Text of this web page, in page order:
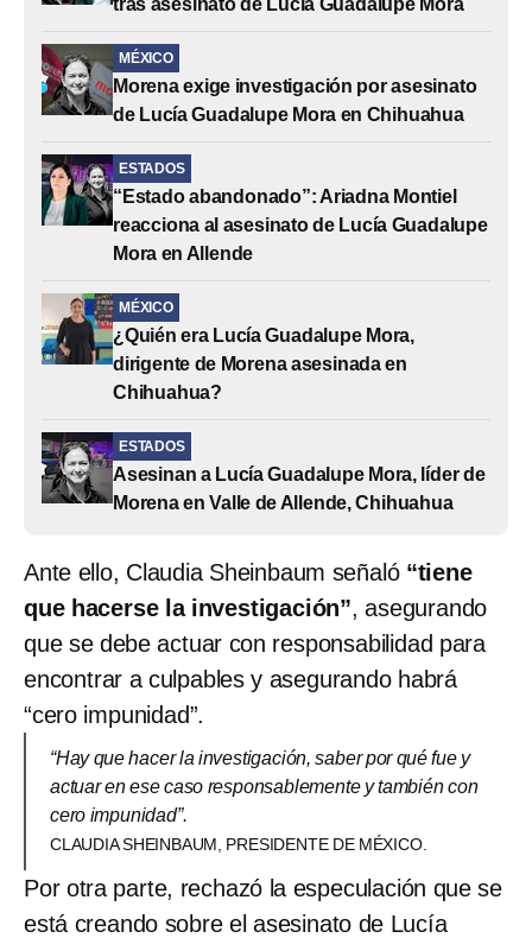
tras asesinato de Lucía Guadalupe Mora
MÉXICO
Morena exige investigación por asesinato
de Lucía Guadalupe Mora en Chihuahua
ESTADOS
“Estado abandonado”: Ariadna Montiel
reacciona al asesinato de Lucía Guadalupe
Mora en Allende
MÉXICO
¿Quién era Lucía Guadalupe Mora,
dirigente de Morena asesinada en
Chihuahua?
ESTADOS
Asesinan a Lucía Guadalupe Mora, líder de
Morena en Valle de Allende, Chihuahua
Ante ello, Claudia Sheinbaum señaló “tiene
que hacerse la investigación”, asegurando
que se debe actuar con responsabilidad para
encontrar a culpables y asegurando habrá
“cero impunidad”.
“Hay que hacer la investigación, saber por qué fue y
actuar en ese caso responsablemente y también con
cero impunidad”.
CLAUDIA SHEINBAUM, PRESIDENTE DE MÉXICO.
Por otra parte, rechazó la especulación que se
está creando sobre el asesinato de Lucía